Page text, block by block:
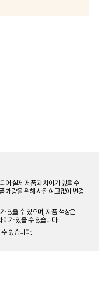
어 실제 제품과 차이가 있을 수
개량을 위해 사전 예고없이 변경
있을 수 있으며, 제품 색상은
이가 있을 수 있습니다.
있습니다.